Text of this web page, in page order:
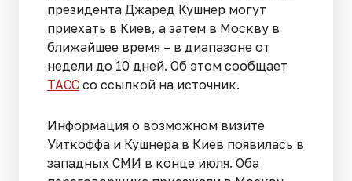
президента Джаред Кушнер могут
приехать в Киев, а затем в Москву в
ближайшее время – в диапазоне от
недели до 10 дней. Об этом сообщает
ТАСС со ссылкой на источник.
Информация о возможном визите
Уиткоффа и Кушнера в Киев появилась в
западных СМИ в конце июля. Оба